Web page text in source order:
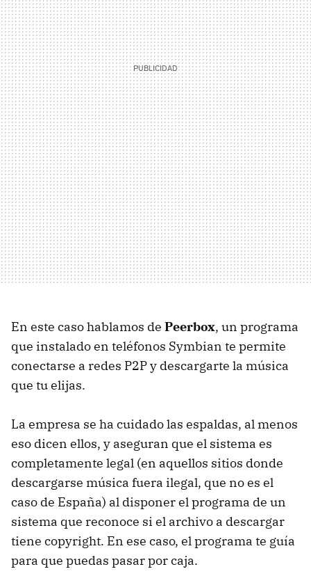
En este caso hablamos de Peerbox, un programa
que instalado en teléfonos Symbian te permite
conectarse a redes P2P y descargarte la música
que tu elijas.
La empresa se ha cuidado las espaldas, al menos
eso dicen ellos, y aseguran que el sistema es
completamente legal (en aquellos sitios donde
descargarse música fuera ilegal, que no es el
caso de España) al disponer el programa de un
sistema que reconoce si el archivo a descargar
tiene copyright. En ese caso, el programa te guía
para que puedas pasar por caja.